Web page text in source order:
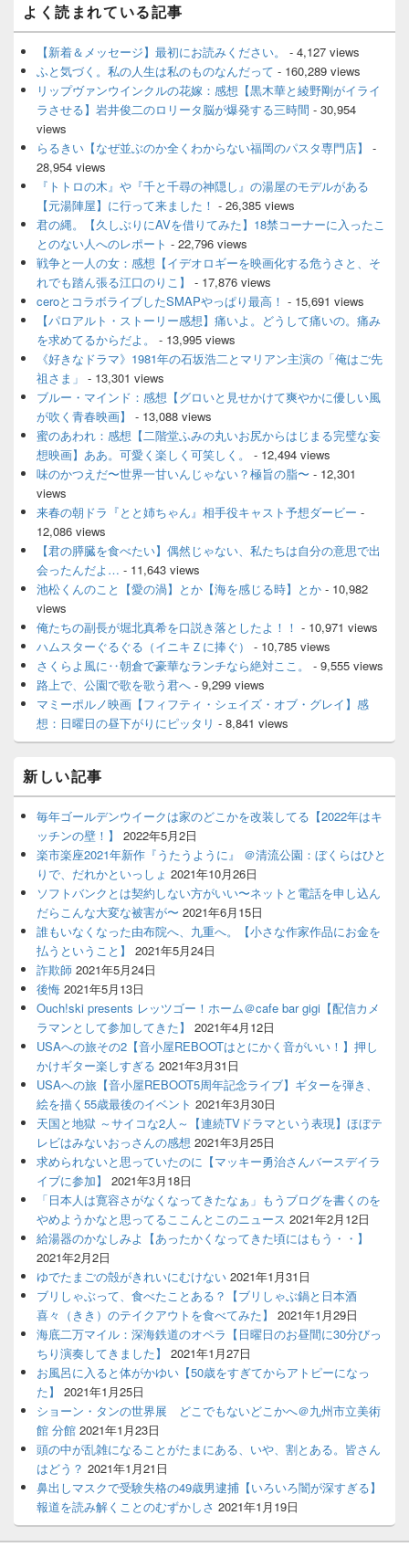
ン
サ
イ
ィ
ェ
エ
ア
よく読まれている記事
【新着＆メッセージ】最初にお読みください。
- 4,127 views
ふと気づく。私の人生は私のものなんだって - 160,289 views
リップヴァンウインクルの花嫁：感想【黒木華と綾野剛がイライ
ラさせる】岩井俊二のロリータ脳が爆発する三時間 - 30,954
views
らるきい【なぜ並ぶのか全くわからない福岡のパスタ専門店】
-
28,954 views
『トトロの木』や『千と千尋の神隠し』の湯屋のモデルがある
【元湯陣屋】に行って来ました！ - 26,385 views
君の縄。【久しぶりにAVを借りてみた】18禁コーナーに入ったこ
とのない人へのレポート - 22,796 views
戦争と一人の女：感想【イデオロギーを映画化する危うさと、そ
れでも踏ん張る江口のりこ】
- 17,876 views
ceroとコラボライブしたSMAPやっぱり最高！ - 15,691 views
【パロアルト・ストーリー感想】痛いよ。どうして痛いの。痛み
を求めてるからだよ。
- 13,995 views
《好きなドラマ》1981年の石坂浩二とマリアン主演の「俺はご先
祖さま」 - 13,301 views
ブルー・マインド：感想【グロいと見せかけて爽やかに優しい風
が吹く青春映画】
- 13,088 views
蜜のあわれ：感想【二階堂ふみの丸いお尻からはじまる完璧な妄
想映画】ああ。可愛く楽しく可笑しく。
- 12,494 views
味のかつえだ〜世界一甘いんじゃない？極旨の脂〜 - 12,301
views
来春の朝ドラ『とと姉ちゃん』相手役キャスト予想ダービー -
12,086 views
【君の膵臓を食べたい】偶然じゃない、私たちは自分の意思で出
会ったんだよ… - 11,643 views
池松くんのこと【愛の渦】とか【海を感じる時】とか - 10,982
views
俺たちの副長が堀北真希を口説き落としたよ！！ - 10,971 views
ハムスターぐるぐる（イニキＺに捧ぐ）
- 10,785 views
さくらよ風に‥朝倉で豪華なランチなら絶対ここ。
- 9,555 views
路上で、公園で歌を歌う君へ - 9,299 views
マミーポルノ映画【フィフティ・シェイズ・オブ・グレイ】感
想：日曜日の昼下がりにピッタリ - 8,841 views
新しい記事
毎年ゴールデンウイークは家のどこかを改装してる【2022年はキ
ッチンの壁！】
2022年5月2日
楽市楽座2021年新作『うたうように』 ＠清流公園：ぼくらはひと
りで、だれかといっしょ 2021年10月26日
ソフトバンクとは契約しない方がいい〜ネットと電話を申し込ん
だらこんな大変な被害が〜 2021年6月15日
誰もいなくなった由布院へ、九重へ。【小さな作家作品にお金を
払うということ】
2021年5月24日
詐欺師 2021年5月24日
後悔 2021年5月13日
Ouch!ski presents レッツゴー！ホーム＠cafe bar gigi【配信カメ
ラマンとして参加してきた】
2021年4月12日
USAへの旅その2【音小屋REBOOTはとにかく音がいい！】押し
かけギター楽しすぎる 2021年3月31日
USAへの旅【音小屋REBOOT5周年記念ライブ】ギターを弾き、
絵を描く55歳最後のイベント 2021年3月30日
天国と地獄 ～サイコな2人～【連続TVドラマという表現】ほぼテ
レビはみないおっさんの感想 2021年3月25日
求められないと思っていたのに【マッキー勇治さんバースデイラ
イブに参加】
2021年3月18日
「日本人は寛容さがなくなってきたなぁ」もうブログを書くのを
やめようかなと思ってるここんとこのニュース 2021年2月12日
給湯器のかなしみよ【あったかくなってきた頃にはもう・・】
2021年2月2日
ゆでたまごの殻がきれいにむけない 2021年1月31日
ブリしゃぶって、食べたことある？【ブリしゃぶ鍋と日本酒
喜々（きき）のテイクアウトを食べてみた】
2021年1月29日
海底二万マイル：深海鉄道のオペラ【日曜日のお昼間に30分びっ
ちり演奏してきました】
2021年1月27日
お風呂に入ると体がかゆい【50歳をすぎてからアトピーになっ
た】
2021年1月25日
ショーン・タンの世界展 どこでもないどこかへ＠九州市立美術
館 分館 2021年1月23日
頭の中が乱雑になることがたまにある、いや、割とある。皆さん
はどう？ 2021年1月21日
鼻出しマスクで受験失格の49歳男逮捕【いろいろ闇が深すぎる】
報道を読み解くことのむずかしさ 2021年1月19日